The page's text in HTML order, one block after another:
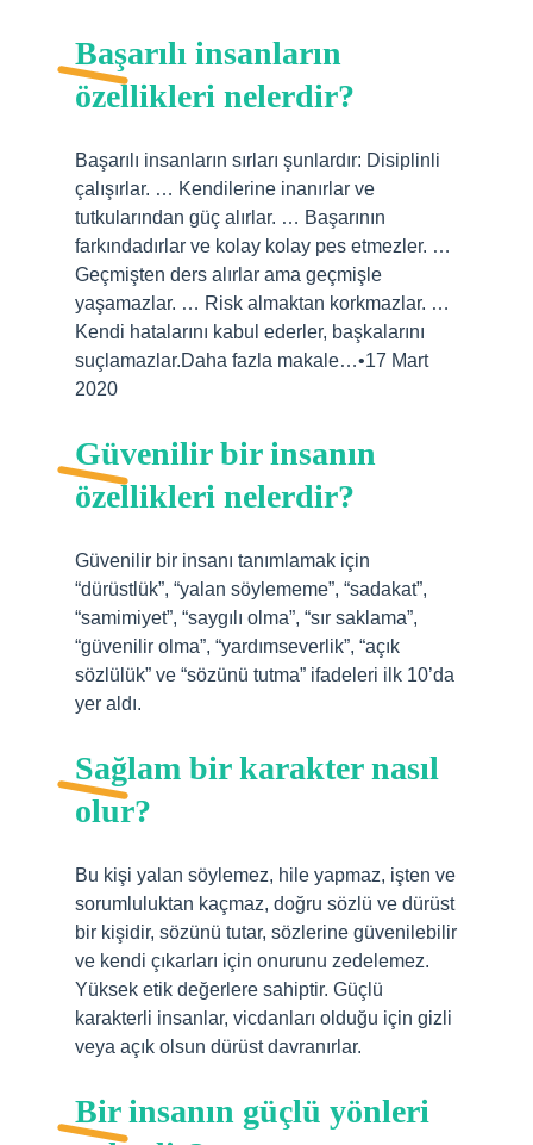
Başarılı insanların
özellikleri nelerdir?
Başarılı insanların sırları şunlardır: Disiplinli
çalışırlar. … Kendilerine inanırlar ve
tutkularından güç alırlar. … Başarının
farkındadırlar ve kolay kolay pes etmezler. …
Geçmişten ders alırlar ama geçmişle
yaşamazlar. … Risk almaktan korkmazlar. …
Kendi hatalarını kabul ederler, başkalarını
suçlamazlar.Daha fazla makale…•17 Mart
2020
Güvenilir bir insanın
özellikleri nelerdir?
Güvenilir bir insanı tanımlamak için
“dürüstlük”, “yalan söylememe”, “sadakat”,
“samimiyet”, “saygılı olma”, “sır saklama”,
“güvenilir olma”, “yardımseverlik”, “açık
sözlülük” ve “sözünü tutma” ifadeleri ilk 10’da
yer aldı.
Sağlam bir karakter nasıl
olur?
Bu kişi yalan söylemez, hile yapmaz, işten ve
sorumluluktan kaçmaz, doğru sözlü ve dürüst
bir kişidir, sözünü tutar, sözlerine güvenilebilir
ve kendi çıkarları için onurunu zedelemez.
Yüksek etik değerlere sahiptir. Güçlü
karakterli insanlar, vicdanları olduğu için gizli
veya açık olsun dürüst davranırlar.
Bir insanın güçlü yönleri